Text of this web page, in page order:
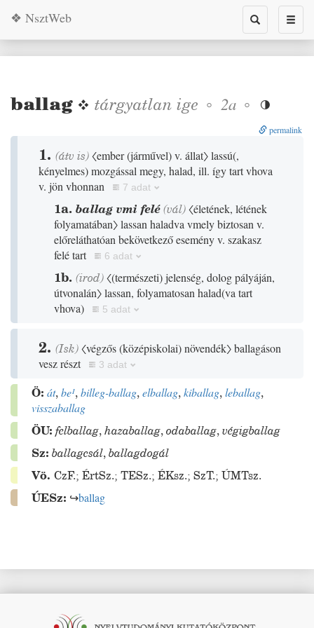
Toggle
search
❖ NsztWeb
ballag❖ tárgyatlan ige ◦ 2a ◦ 
permalink
1. (átv is)〈ember(járművel)v. állat〉lassú(,
kényelmes)mozgással megy, halad, ill. így tart vhova
v. jön vhonnan
7 adat
1a. ballag vmi felé(vál)〈életének, létének
folyamatában〉lassan haladva vmely biztosan v.
előreláthatóan bekövetkező esemény v. szakasz
felé tart
6 adat
1b. (irod)〈(természeti)jelenség, dolog pályáján,
útvonalán〉lassan, folyamatosan halad(va tart
vhova) 5 adat
2. (Isk)〈végzős(középiskolai)növendék〉ballagáson
vesz részt
3 adat
Ö: át,be¹,billeg-ballag,elballag,kiballag,leballag,
visszaballag
ÖU: felballag,hazaballag,odaballag,végigballag
Sz: ballagcsál,ballagdogál
Vö. CzF.; ÉrtSz.; TESz.; ÉKsz.; SzT.; ÚMTsz.
ÚESz: ↪ballag